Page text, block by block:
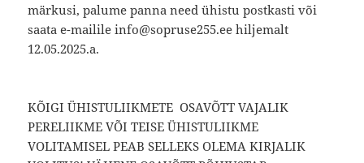
märkusi, palume panna need ühistu postkasti või
saata e-mailile info@sopruse255.ee hiljemalt
12.05.2025.a.
KÕIGI ÜHISTULIIKMETE OSAVÕTT VAJALIK
PERELIIKME VÕI TEISE ÜHISTULIIKME
VOLITAMISEL PEAB SELLEKS OLEMA KIRJALIK